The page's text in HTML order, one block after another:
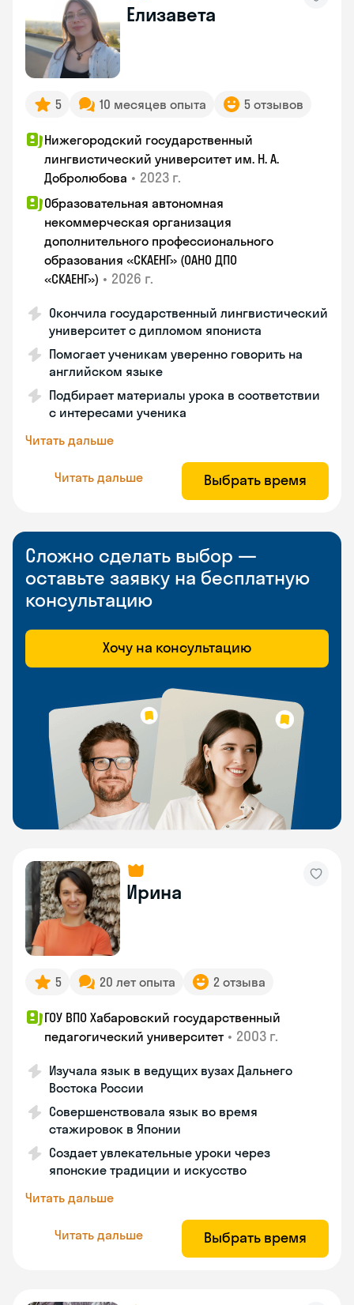
Елизавета
5 10 месяцев опыта 5 отзывов
Нижегородский государственный
лингвистический университет им. Н. А.
Добролюбова • 2023 г.
Образовательная автономная
некоммерческая организация
дополнительного профессионального
образования «СКАЕНГ» (ОАНО ДПО
«СКАЕНГ») • 2026 г.
Окончила государственный лингвистический
университет с дипломом япониста
Помогает ученикам уверенно говорить на
английском языке
Подбирает материалы урока в соответствии
с интересами ученика
Читать дальше
Читать дальше Выбрать время
Сложно сделать выбор —
оставьте заявку на бесплатную
консультацию
Хочу на консультацию
Ирина
5 20 лет опыта 2 отзыва
ГОУ ВПО Хабаровский государственный
педагогический университет • 2003 г.
Изучала язык в ведущих вузах Дальнего
Востока России
Совершенствовала язык во время
стажировок в Японии
Создает увлекательные уроки через
японские традиции и искусство
Читать дальше
Читать дальше Выбрать время